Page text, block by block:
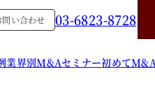
い合わせ 03-6823-8728
業界別M&Aセミナー初めて